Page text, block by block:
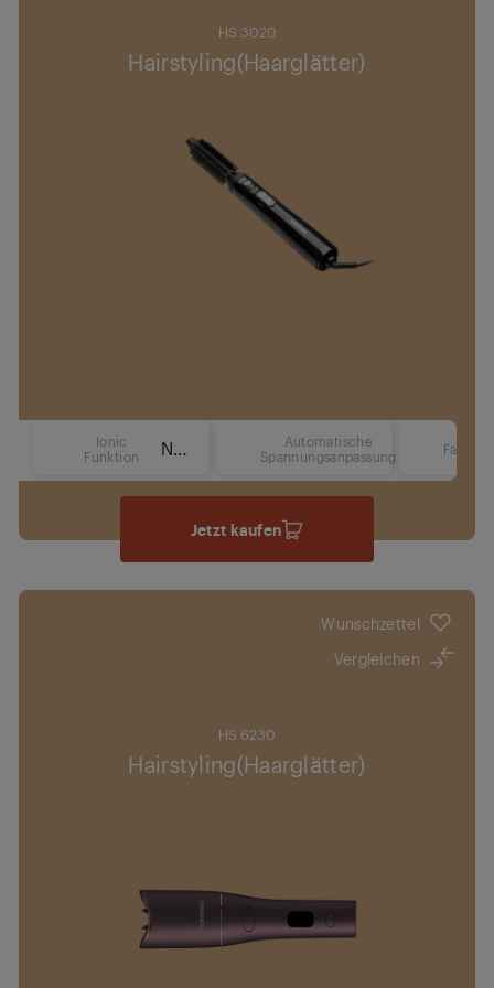
HS 3020
Hairstyling(Haarglätter)
Ionic
Funktion
Nein
Automatische
Spannungsanpassung
NeinFarbe
Jetzt kaufen
Wunschzettel
Vergleichen
HS 6230
Hairstyling(Haarglätter)